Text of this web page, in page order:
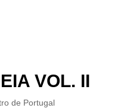
VOL. II
de Portugal